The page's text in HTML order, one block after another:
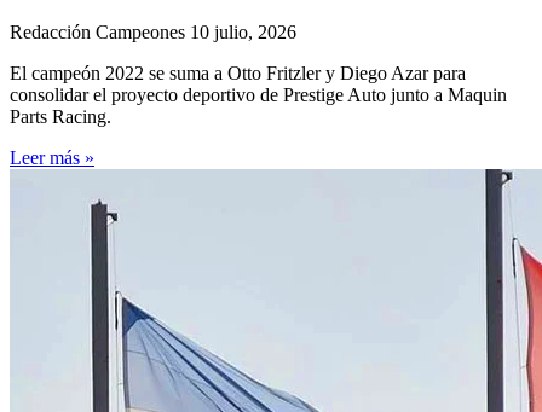
Redacción Campeones 10 julio, 2026
El campeón 2022 se suma a Otto Fritzler y Diego Azar para
consolidar el proyecto deportivo de Prestige Auto junto a Maquin
Parts Racing.
Leer más »